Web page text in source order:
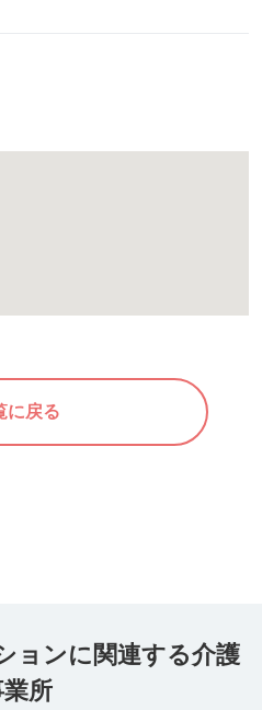
に戻る
ョンに関連する介護
所